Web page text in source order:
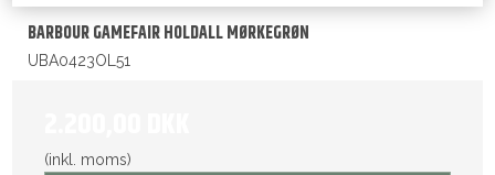
BARBOUR GAMEFAIR HOLDALL MØRKEGRØN
UBA0423OL51
(inkl. moms)